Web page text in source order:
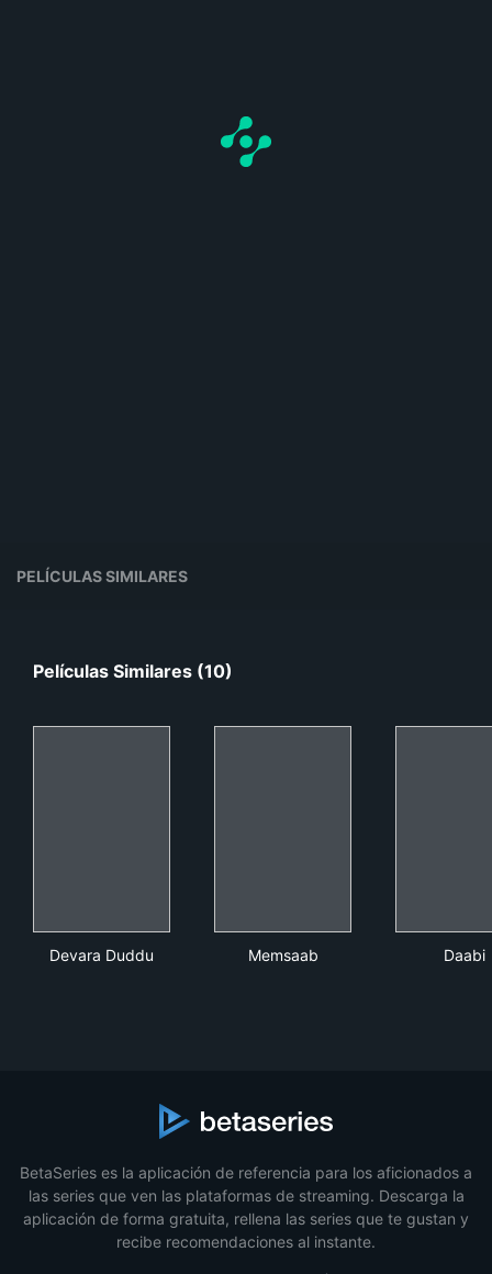
PELÍCULAS SIMILARES
Películas Similares (10)
Devara Duddu Memsaab Daabi
BetaSeries es la aplicación de referencia para los aficionados a
las series que ven las plataformas de streaming. Descarga la
aplicación de forma gratuita, rellena las series que te gustan y
recibe recomendaciones al instante.